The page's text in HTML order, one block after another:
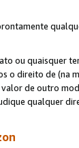
ou quaisquer
o direito de (na
de outro
qualquer